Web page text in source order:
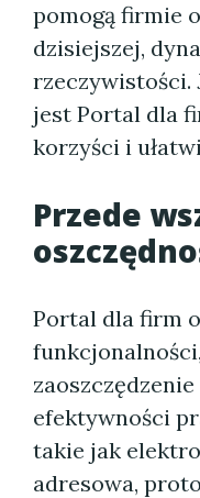
pomogą firmie
dzisiejszej,
rzeczywistości.
jest Portal dla
korzyści i
Przede
Portal dla firm
efektywności
takie jak
adresowa,